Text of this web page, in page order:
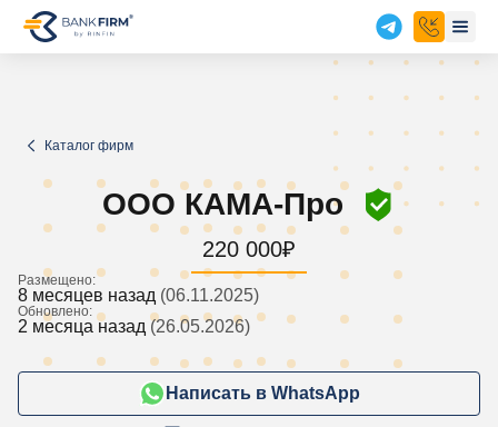
Каталог фирм
ООО КАМА-Про
220 000₽
Размещено:
8 месяцев назад (06.11.2025)
Обновлено:
2 месяца назад (26.05.2026)
Написать в WhatsApp